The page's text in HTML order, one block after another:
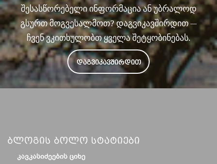
შესასწორებელი ინფორმაცია ან უბრალოდ
გსურთ მოგვესალმოთ? დაგვიკავშირდით —
ჩვენ ვკითხულობთ ყველა შეტყობინებას.
ᲓᲐᲒᲕᲘᲙᲐᲕᲨᲘᲠᲓᲘᲗ
Ბლოგის Ბოლო Სტატიები
ᲙᲐᲕᲙᲐᲡᲘᲫᲔᲔᲑᲘᲡ ᲪᲘᲮᲔ